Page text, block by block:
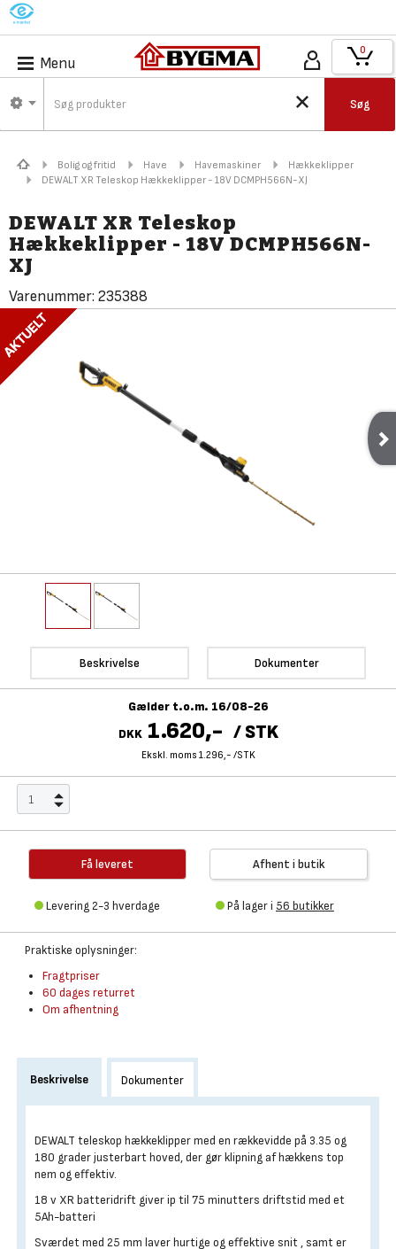
M
Menu
Søg
0
Bolig og fritid Have Havemaskiner
Hækkeklipper
DEWALT XR Teleskop Hækkeklipper - 18V DCMPH566N-XJ
DEWALT XR Teleskop
Hækkeklipper - 18V DCMPH566N-
XJ
Varenummer: 235388
Beskrivelse Dokumenter
Gælder t.o.m. 16/08-26
DKK 1.620,- / STK
Ekskl. moms 1.296,- /STK
Få leveret
Levering 2-3 hverdage
Afhent i butik
På lager i 56 butikker
Praktiske oplysninger:
Fragtpriser
60 dages returret
Om afhentning
Beskrivelse Dokumenter
DEWALT teleskop hækkeklipper med en rækkevidde på 3.35 og
180 grader justerbart hoved, der gør klipning af hækkens top
nem og effektiv.
18 v XR batteridrift giver ip til 75 minutters driftstid med et
5Ah-batteri
Sværdet med 25 mm laver hurtige og effektive snit , samt er